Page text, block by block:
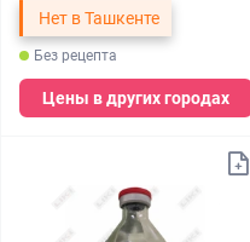
Нет в Ташкенте
Без рецепта
Цены в других городах